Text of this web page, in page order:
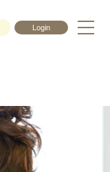
Login